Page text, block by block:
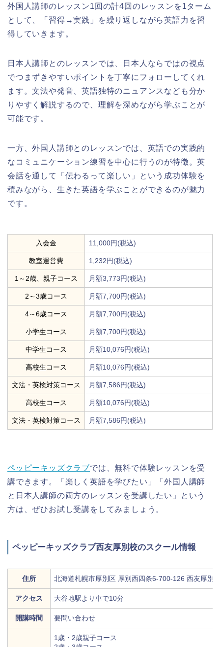
外国人講師のレッスン1回の計4回のレッスンを1ターム
として、「習得→実践」を繰り返しながら英語力を習
得していきます。
日本人講師とのレッスンでは、日本人ならではの視点
でつまずきやすいポイントを丁寧にフォローしてくれ
ます。文法や発音、英語独特のニュアンスなども分か
りやすく解説するので、理解を深めながら学ぶことが
可能です。
一方、外国人講師とのレッスンでは、英語での実践的
なコミュニケーション練習を中心に行うのが特徴。英
会話を通して「伝わるって楽しい」という成功体験を
積みながら、生きた英語を学ぶことができるのが魅力
です。
入会金 11,000円(税込)
教室運営費 1,232円(税込)
1～2歳、親子コース 月額3,773円(税込)
2～3歳コース 月額7,700円(税込)
4～6歳コース 月額7,700円(税込)
小学生コース 月額7,700円(税込)
中学生コース 月額10,076円(税込)
高校生コース 月額10,076円(税込)
文法・英検対策コース 月額7,586円(税込)
高校生コース 月額10,076円(税込)
文法・英検対策コース 月額7,586円(税込)
ペッピーキッズクラブでは、無料で体験レッスンを受
講できます。「楽しく英語を学びたい」「外国人講師
と日本人講師の両方のレッスンを受講したい」という
方は、ぜひお試し受講をしてみましょう。
ペッピーキッズクラブ西友厚別校のスクール情報
住所 北海道札幌市厚別区 厚別西四条6-700-126 西友厚別
アクセス 大谷地駅より車で10分
開講時間 要問い合わせ
1歳・2歳親子コース